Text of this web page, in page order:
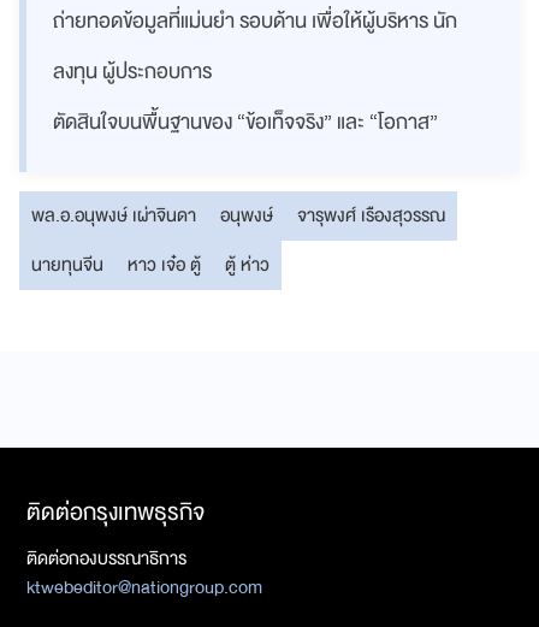
ถ่ายทอดข้อมูลที่แม่นยำ รอบด้าน เพื่อให้ผู้บริหาร นัก
ลงทุน ผู้ประกอบการ
ตัดสินใจบนพื้นฐานของ “ข้อเท็จจริง” และ “โอกาส”
พล.อ.อนุพงษ์ เผ่าจินดา อนุพงษ์
จารุพงศ์ เรืองสุวรรณ
นายทุนจีน
หาว เจ๋อ ตู้ ตู้ ห่าว
ติดต่อกรุงเทพธุรกิจ
ติดต่อกองบรรณาธิการ
ktwebeditor@nationgroup.com